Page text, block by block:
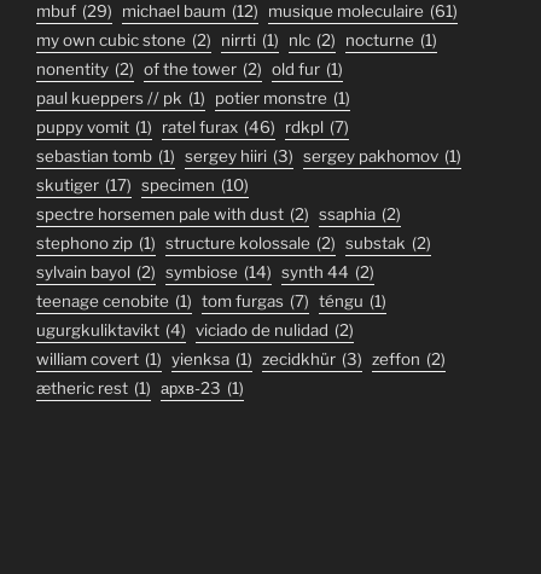
mbuf (29) michael baum (12) musique moleculaire (61)
my own cubic stone (2) nirrti (1) nlc (2) nocturne (1)
nonentity (2) of the tower (2) old fur (1)
paul kueppers // pk (1) potier monstre (1)
puppy vomit (1) ratel furax (46) rdkpl (7)
sebastian tomb (1) sergey hiiri (3) sergey pakhomov (1)
skutiger (17) specimen (10)
spectre horsemen pale with dust (2) ssaphia (2)
stephono zip (1) structure kolossale (2) substak (2)
sylvain bayol (2) symbiose (14) synth 44 (2)
teenage cenobite (1) tom furgas (7) téngu (1)
ugurgkuliktavikt (4) viciado de nulidad (2)
william covert (1) yienksa (1) zecidkhür (3) zeffon (2)
ætheric rest (1) архв-23 (1)